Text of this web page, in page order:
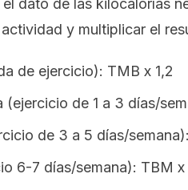
dato de las kilocalorías
y multiplicar el
de ejercicio): TMB x 1,2
(ejercicio de 1 a 3 días/
de 3 a 5 días/
6-7 días/semana): TBM x